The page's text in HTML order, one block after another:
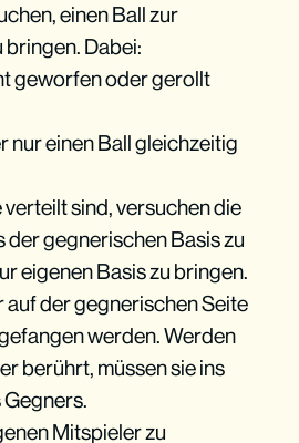
einen Ball zur
bringen. Dabei:
geworfen oder gerollt
nur einen Ball gleichzeitig
sind, versuchen die
der gegnerischen Basis zu
eigenen Basis zu bringen.
auf der gegnerischen Seite
werden. Werden
berührt, müssen sie ins
Gegners.
Mitspieler zu